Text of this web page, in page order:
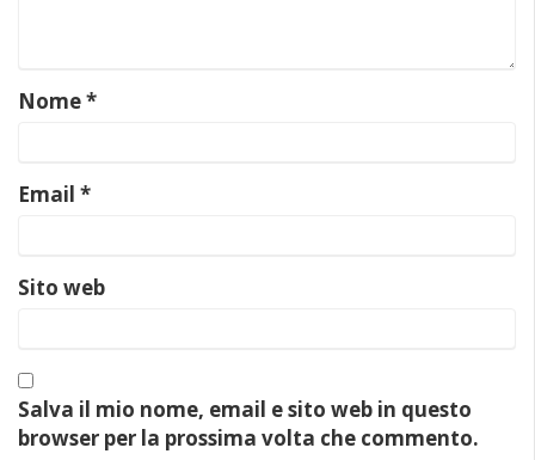
Nome*
Email *
Sito web
Salva il mio nome, email e sito web in questo
browser per la prossima volta che commento.